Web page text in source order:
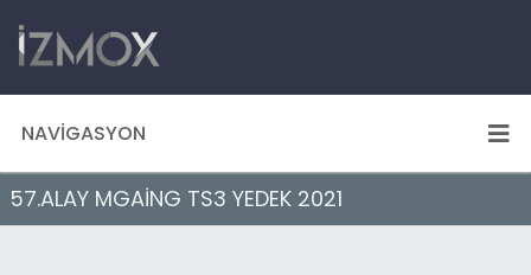
NAVIGASYON
57.ALAY MGAİNG TS3 YEDEK 2021